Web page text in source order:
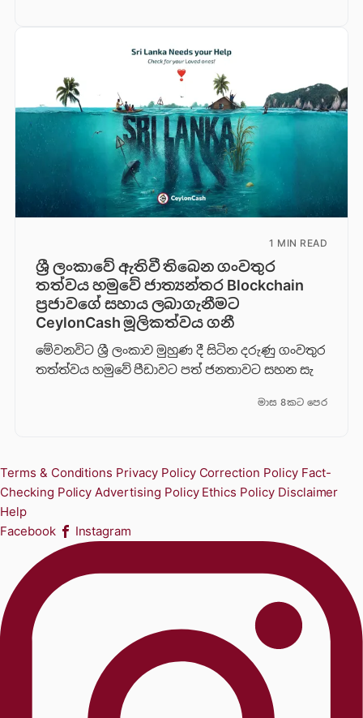
1 MIN READ
ශ්‍රී ලංකාවේ ඇතිවී තිබෙන ගංවතුර
තත්වය හමුවේ ජාත්‍යන්තර Blockchain
ප්‍රජාවගේ සහාය ලබාගැනීමට
CeylonCash මූලිකත්වය ග​නී
මේවනවිට ශ්‍රී ලංකාව මුහුණ දී සිටින දරුණු ගංවතුර
තත්ත්වය හමුවේ පීඩාවට පත් ජනතාවට සහන සැ
මාස 8කට පෙර
Terms & Conditions Privacy Policy Correction Policy Fact-
Checking Policy Advertising Policy Ethics Policy Disclaimer
Help
Facebook
Instagram